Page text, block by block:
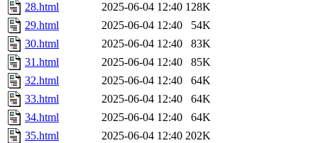
28.html
2025-06-04 12:40 128K
29.html
2025-06-04 12:40
54K
30.html
2025-06-04 12:40
83K
31.html
2025-06-04 12:40
85K
32.html
2025-06-04 12:40
64K
33.html
2025-06-04 12:40
64K
34.html
2025-06-04 12:40
64K
35.html
2025-06-04 12:40 202K